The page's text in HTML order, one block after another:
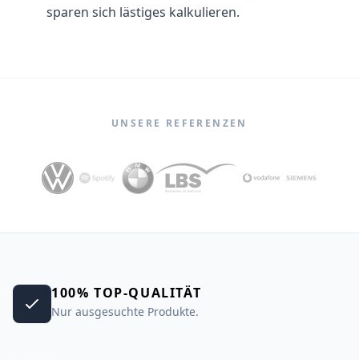
sparen sich lästiges kalkulieren.
UNSERE REFERENZEN
100% TOP-QUALITÄT
Nur ausgesuchte Produkte.